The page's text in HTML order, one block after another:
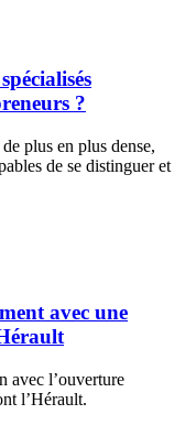
?
plus en plus dense,
de se distinguer et
avec une
avec l’ouverture
l’Hérault.